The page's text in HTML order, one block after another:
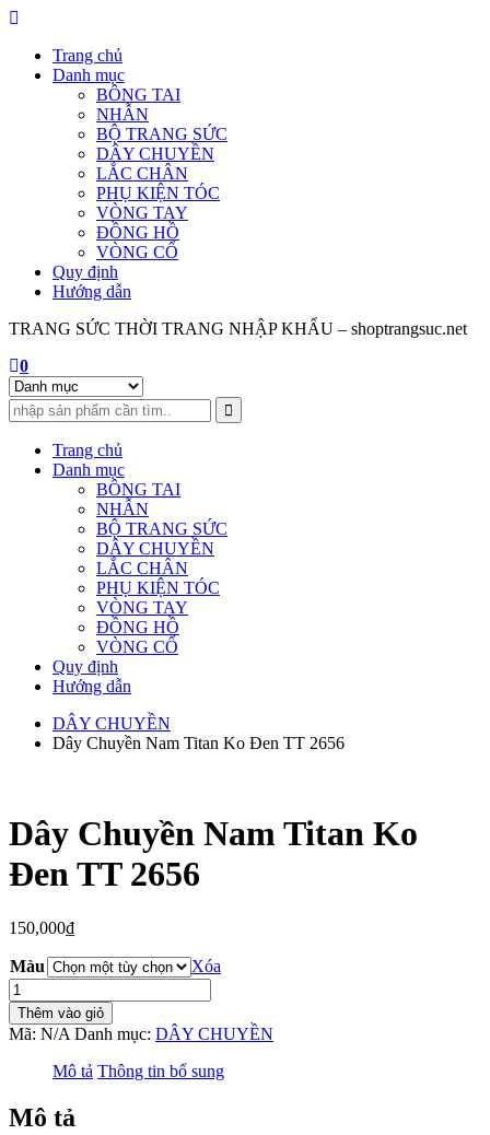
Skip
contentTrang chủ
Danh mục
BÔNG TAI
NHẪN
BỘ TRANG SỨC
DÂY CHUYỀN
LẮC CHÂN
PHỤ KIỆN TÓC
VÒNG TAY
ĐỒNG HỒ
VÒNG CỔ
Quy định
Hướng dẫn
TRANG SỨC THỜI TRANG NHẬP KHẨU – shoptrangsuc.net
0
Trang chủ
Danh mục
BÔNG TAI
NHẪN
BỘ TRANG SỨC
DÂY CHUYỀN
LẮC CHÂN
PHỤ KIỆN TÓC
VÒNG TAY
ĐỒNG HỒ
VÒNG CỔ
Quy định
Hướng dẫn
DÂY CHUYỀN
Dây Chuyền Nam Titan Ko Đen TT 2656
Dây Chuyền Nam Titan Ko
Đen TT 2656
150,000₫
Màu
Xóa
Dây
Chuyền
Nam
Titan
TT
2656
Thêm vào giỏ
Mã: N/A Danh mục: DÂY CHUYỀN
Mô tả Thông tin bổ sung
Mô tả